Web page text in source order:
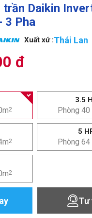
trần Daikin
3 Pha
Xuất xứ :Thái Lan
đ
2
3.5
Phòng
2
5
Phòng
2
Tư